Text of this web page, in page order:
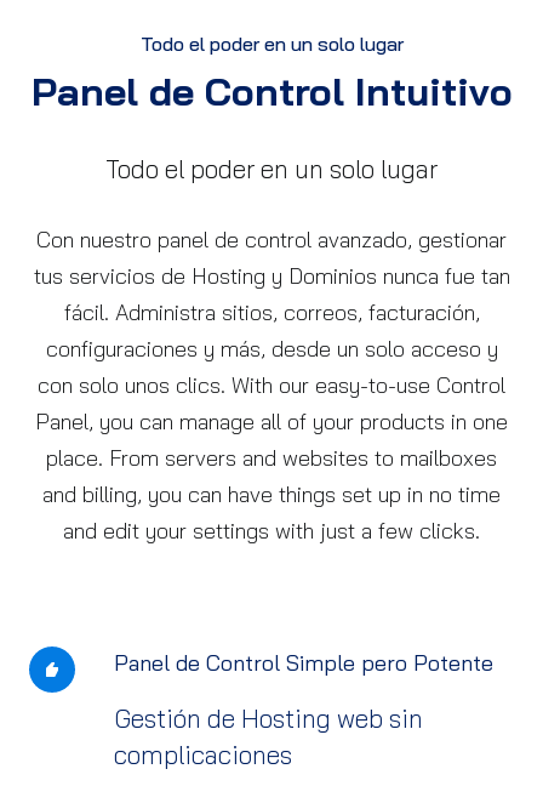
Todo el poder en un solo lugar
Panel de Control Intuitivo
Todo el poder en un solo lugar
Con nuestro panel de control avanzado, gestionar
tus servicios de Hosting y Dominios nunca fue tan
fácil. Administra sitios, correos, facturación,
configuraciones y más, desde un solo acceso y
con solo unos clics. With our easy-to-use Control
Panel, you can manage all of your products in one
place. From servers and websites to mailboxes
and billing, you can have things set up in no time
and edit your settings with just a few clicks.
Panel de Control Simple pero Potente
Gestión de Hosting web sin
complicaciones